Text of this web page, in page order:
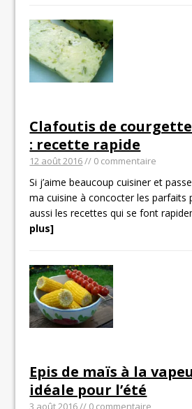
Clafoutis de
: recette rapide
12 août 2016// 0 commentaire
Si j’aime beaucoup cuisiner et
ma cuisine à concocter les parfaits
aussi les recettes qui se font
plus]
Epis de maïs à la
idéale pour l’été
3 août 2016// 0 commentaire